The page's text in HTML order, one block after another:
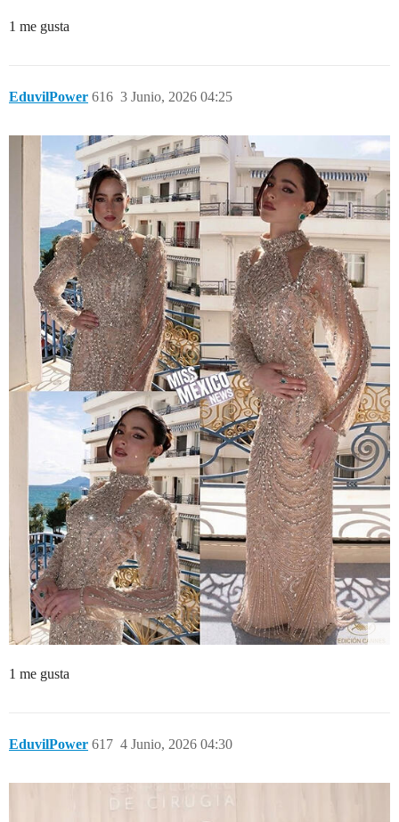
1 me gusta
EduvilPower 3 Junio, 2026 04:25
616
1 me gusta
EduvilPower 4 Junio, 2026 04:30
617